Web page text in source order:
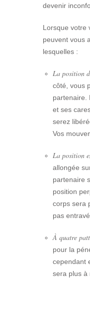
devenir
Lorsque votre
peuvent vous
lesquelles :
La position
côté, vous
partenaire.
et ses
serez
Vos
La position
allongée
partenaire
position
corps sera
pas
À quatre
pour la
cependant
sera plus à